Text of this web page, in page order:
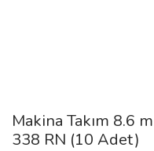
Makina Takım 8.6
338 RN (10 Adet)